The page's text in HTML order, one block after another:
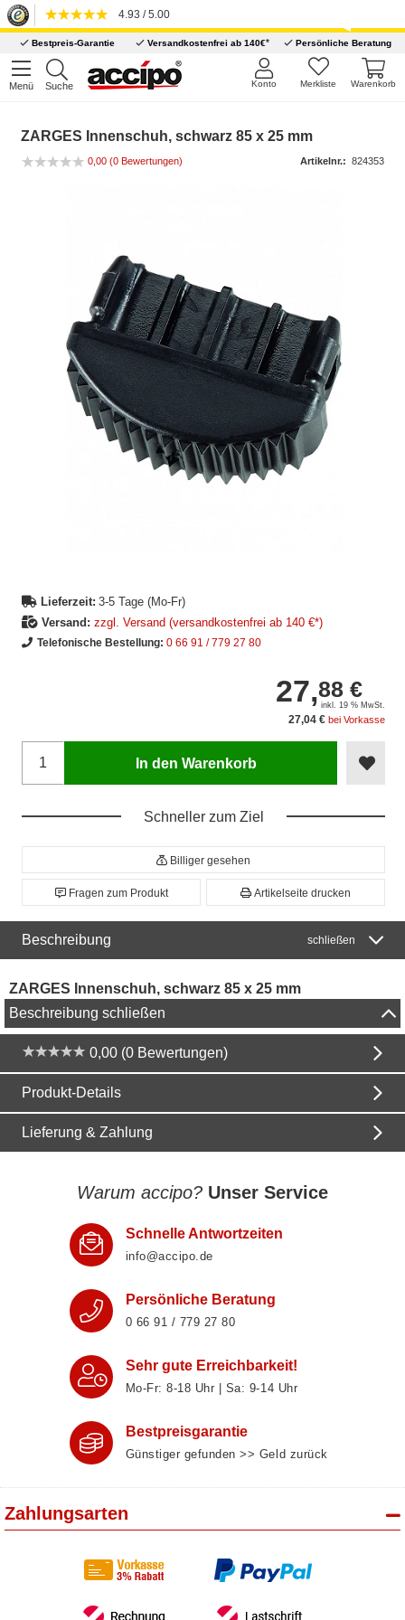
4.93 / 5.00
Bestpreis-Garantie Versandkostenfrei ab 140€* Persönliche Beratung
Menü Suche Warenkorb
Merkliste
Konto
ZARGES Innenschuh, schwarz 85 x 25 mm
0,00 (0 Bewertungen) Artikelnr.: 824353
Lieferzeit: 3-5 Tage (Mo-Fr)
Versand: zzgl. Versand (versandkostenfrei ab 140 €*)
Telefonische Bestellung: 0 66 91 / 779 27 80
27,88 €
inkl. 19 % MwSt.
27,04 € bei Vorkasse
In den Warenkorb
Schneller zum Ziel
Billiger gesehen
Fragen zum Produkt Artikelseite drucken
Beschreibung schließen
ZARGES Innenschuh, schwarz 85 x 25 mm
Beschreibung schließen
0,00 (0 Bewertungen)
Produkt-Details
Lieferung & Zahlung
Warum accipo? Unser Service
Schnelle Antwortzeiten
info@accipo.de
Persönliche Beratung
0 66 91 / 779 27 80
Sehr gute Erreichbarkeit!
Mo-Fr: 8‑18 Uhr | Sa: 9‑14 Uhr
Bestpreisgarantie
Günstiger gefunden >> Geld zurück
Zahlungsarten